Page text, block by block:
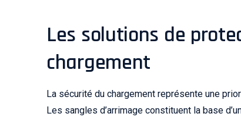
Les solutions de
chargement
La sécurité du chargement représente une
Les sangles d’arrimage constituent la base